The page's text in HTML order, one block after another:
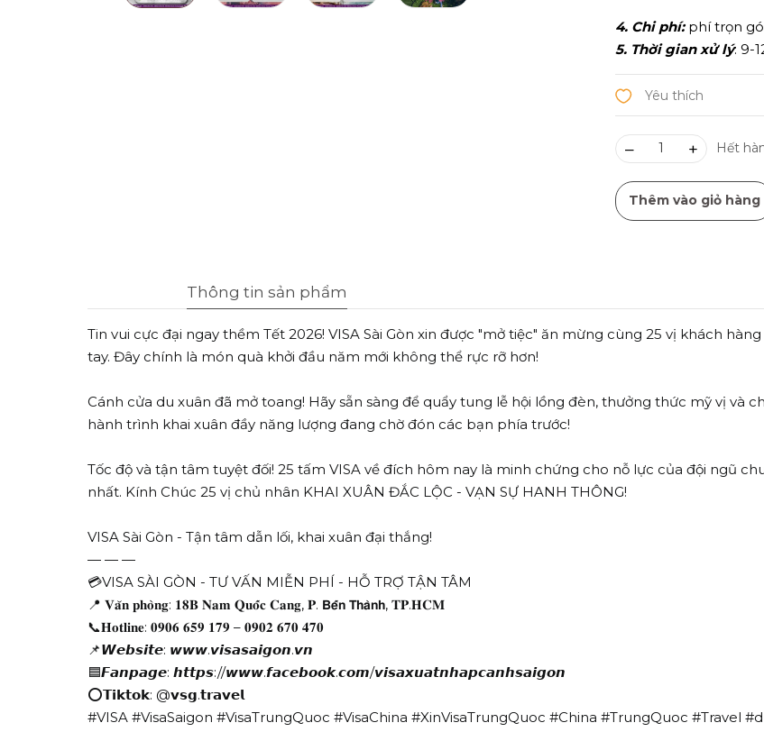
4. Chi phí: phí trọn
5. Thời gian xử lý: 9-
– + Hết
Thêm vào giỏ hàng
Thông tin sản phẩm
Tin vui cực đại ngay thềm Tết 2026! VISA Sài Gòn xin được "mở tiệc" ăn mừng cùng 25 vị khách
tay. Đây chính là món quà khởi đầu năm mới không thể rực rỡ hơn!
Cánh cửa du xuân đã mở toang! Hãy sẵn sàng để quẩy tung lễ hội lồng đèn, thưởng thức mỹ vị và
hành trình khai xuân đầy năng lượng đang chờ đón các bạn phía trước!
Tốc độ và tận tâm tuyệt đối! 25 tấm VISA về đích hôm nay là minh chứng cho nỗ lực của đội ngũ
nhất. Kính Chúc 25 vị chủ nhân KHAI XUÂN ĐẮC LỘC - VẠN SỰ HANH THÔNG!
VISA Sài Gòn - Tận tâm dẫn lối, khai xuân đại thắng!
— — —
💳VISA SÀI GÒN - TƯ VẤN MIỄN PHÍ - HỖ TRỢ TẬN TÂM
📍 𝐕𝐚̆𝐧 𝐩𝐡𝐨̀𝐧𝐠: 𝟏𝟖𝐁 𝐍𝐚𝐦 𝐐𝐮𝐨̂́𝐜 𝐂𝐚𝐧𝐠, 𝐏. 𝗕𝗲̂́𝗻 𝗧𝗵𝗮̀𝗻𝗵, 𝐓𝐏.𝐇𝐂𝐌
📞𝐇𝐨𝐭𝐥𝐢𝐧𝐞: 𝟎𝟗𝟎𝟔 𝟔𝟓𝟗 𝟏𝟕𝟗 – 𝟎𝟗𝟎𝟐 𝟔𝟕𝟎 𝟒𝟕𝟎
📌𝙒𝙚𝙗𝙨𝙞𝙩𝙚: 𝙬𝙬𝙬.𝙫𝙞𝙨𝙖𝙨𝙖𝙞𝙜𝙤𝙣.𝙫𝙣
🟦𝙁𝙖𝙣𝙥𝙖𝙜𝙚: 𝙝𝙩𝙩𝙥𝙨://𝙬𝙬𝙬.𝙛𝙖𝙘𝙚𝙗𝙤𝙤𝙠.𝙘𝙤𝙢/𝙫𝙞𝙨𝙖𝙭𝙪𝙖𝙩𝙣𝙝𝙖𝙥𝙘𝙖𝙣𝙝𝙨𝙖𝙞𝙜𝙤𝙣
⭕𝗧𝗶𝗸𝘁𝗼𝗸: @𝘃𝘀𝗴.𝘁𝗿𝗮𝘃𝗲𝗹
#VISA #VisaSaigon #VisaTrungQuoc #VisaChina #XinVisaTrungQuoc #China #TrungQuoc #Travel